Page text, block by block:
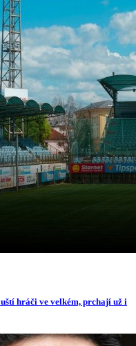
hráči ve velkém, prchají už i